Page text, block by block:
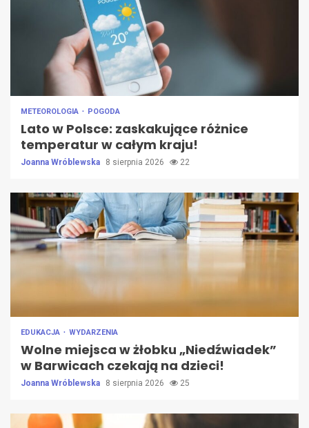
METEOROLOGIA POGODA
Lato w Polsce: zaskakujące różnice
temperatur w całym kraju!
Joanna Wróblewska 8 sierpnia 2026 22
EDUKACJA WYDARZENIA
Wolne miejsca w żłobku „Niedźwiadek”
w Barwicach czekają na dzieci!
Joanna Wróblewska 8 sierpnia 2026 25